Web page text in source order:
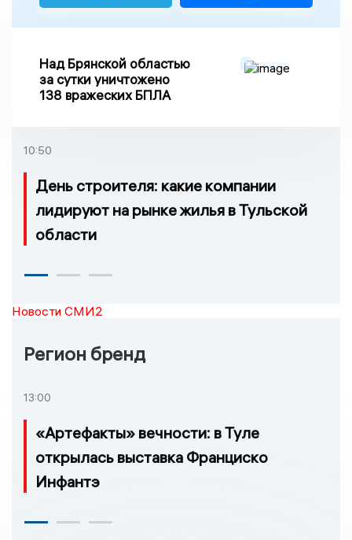
Над Брянской областью
за сутки уничтожено
138 вражеских БПЛА
10:50
День строителя: какие компании
лидируют на рынке жилья в Тульской
области
Новости СМИ2
Регион бренд
13:00
«Артефакты» вечности: в Туле
открылась выставка Франциско
Инфантэ